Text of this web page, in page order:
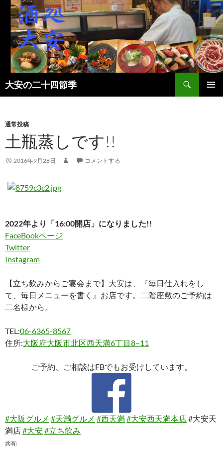
大安の二十四節季
検
索
ン
へ
キ
プ
通常投稿
土瓶蒸しです!!
2016年9月28日 コメントする
2022年より「16:00開店」になりました!!
FaceBookページ
Twitter
Instagram
【立ち飲みからご宴会まで】大安は、『毎日仕入れをし
て、毎日メニューを書く』お店です。二階座敷のご予約は
二名様から。
TEL:06-6365-8567
住所:大阪府大阪市北区西天満6丁目8−11
ご予約、ご相談はFBでもお受けしています。
#大阪グルメ #天満グルメ #西天満#大安西天満本店#大安天
満店#大安#立ち飲み
共有: